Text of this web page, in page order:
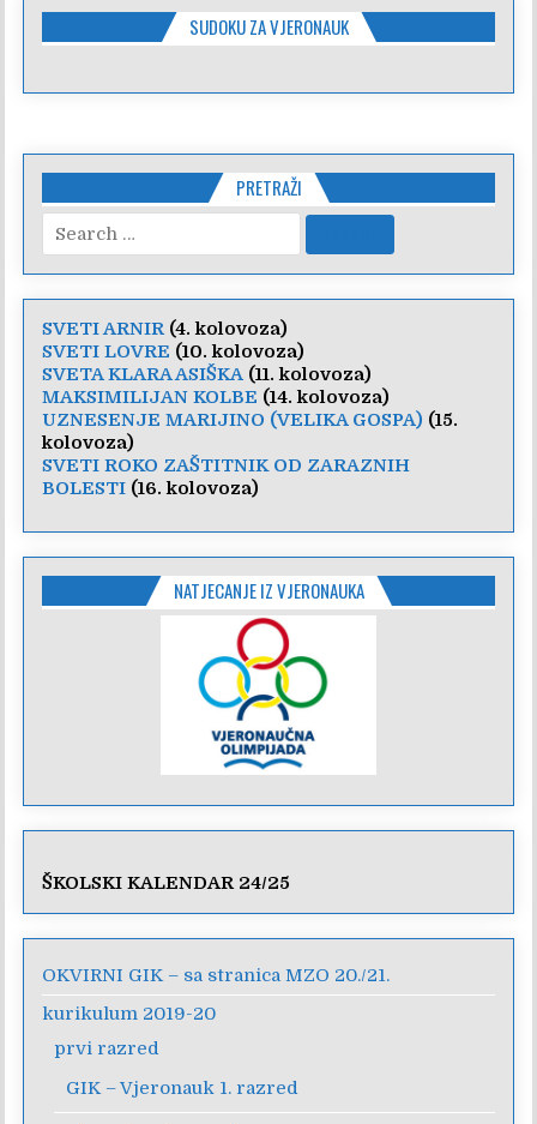
SUDOKU ZA VJERONAUK
PRETRAŽI
for:
SVETI ARNIR(4. kolovoza)
SVETI LOVRE (10. kolovoza)
SVETA KLARA ASIŠKA (11. kolovoza)
MAKSIMILIJAN KOLBE (14. kolovoza)
UZNESENJE MARIJINO (VELIKA GOSPA) (15.
kolovoza)
SVETI ROKO ZAŠTITNIK OD ZARAZNIH
BOLESTI (16. kolovoza)
NATJECANJE IZ VJERONAUKA
ŠKOLSKI KALENDAR 24/25
OKVIRNI GIK – sa stranica MZO 20./21.
kurikulum 2019-20
prvi razred
GIK – Vjeronauk 1. razred